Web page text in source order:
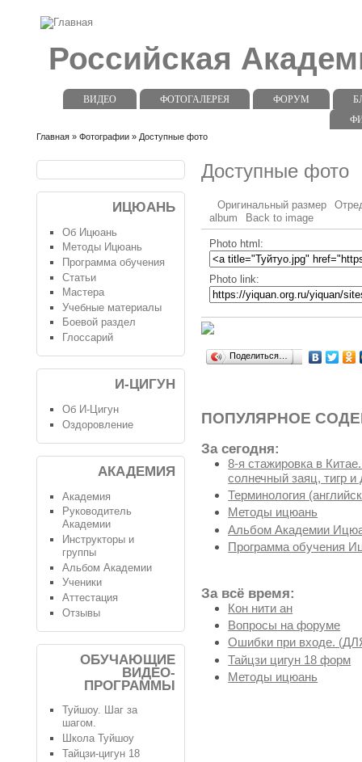
Российская
ВИДЕО ФОТОГАЛЕРЕЯ ФОРУМ
Главная » Фотографии » Доступные фото
Доступные фото
Оригинальный размер
album
Back to image
Photo html:
Photo link:
Поделиться…
ПОПУЛЯРНОЕ
За сегодня:
8-я стажировка в
солнечный заяц, тигр и
Терминология
Методы ицюань
Альбом Академии
Программа обучения
За всё время:
Кон нити ан
Вопросы на форуме
Ошибки при входе.
Тайцзи цигун 18 форм
Методы ицюань
ИЦЮАНЬ
Об Ицюань
Методы Ицюань
Программа обучения
Статьи
Мастера
Учебные материалы
Боевой раздел
Глоссарий
И-ЦИГУН
Об И-Цигун
Оздоровление
АКАДЕМИЯ
Академия
Руководитель
Академии
Инструкторы и
группы
Альбом Академии
Ученики
Аттестация
Отзывы
ОБУЧАЮЩИЕ
ВИДЕО-
ПРОГРАММЫ
Туйшоу. Шаг за
шагом.
Школа Туйшоу
Тайцзи-цигун 18